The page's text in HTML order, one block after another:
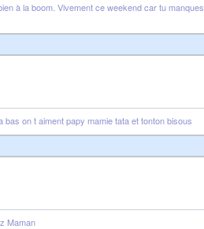
à la boom. Vivement ce weekend car tu manques
on t aiment papy mamie tata et tonton bisous
Maman